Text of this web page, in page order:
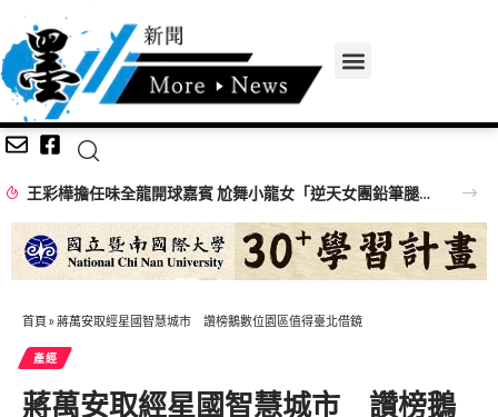
王彩樺擔任味全龍開球嘉賓 尬舞小龍女「逆天女團鉛筆腿」搶鏡
首頁 » 蔣萬安取經星國智慧城市 讚榜鵝數位園區值得臺北借鏡
產經
蔣萬安取經星國智慧城市 讚榜鵝